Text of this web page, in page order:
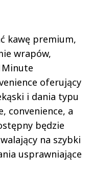
kawę premium,
wrapów,
oferujący
i dania typu
convenience, a
będzie
na szybki
usprawniające